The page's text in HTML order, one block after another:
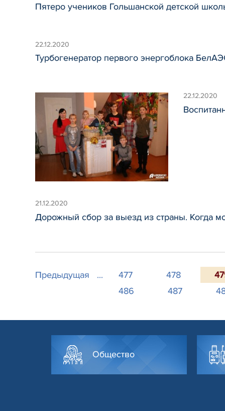
Пятеро учеников Гольшанской детской
22.12.2020
Турбогенератор первого энергоблока
22.12.2020
21.12.2020
Дорожный сбор за выезд из страны. Когда
Предыдущая ... 477 478
486
487
Общество